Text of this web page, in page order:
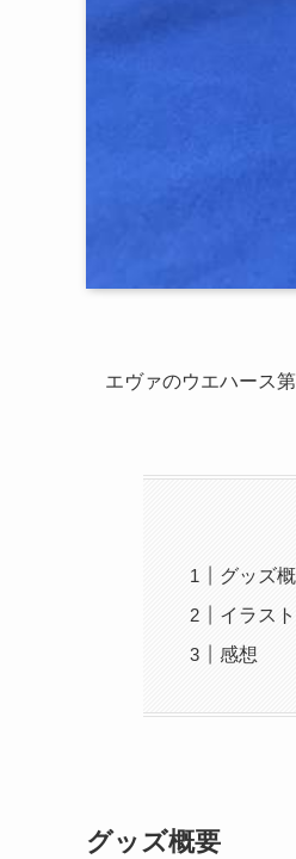
エヴァのウエハース
グッズ
イラス
感想
グッズ概要